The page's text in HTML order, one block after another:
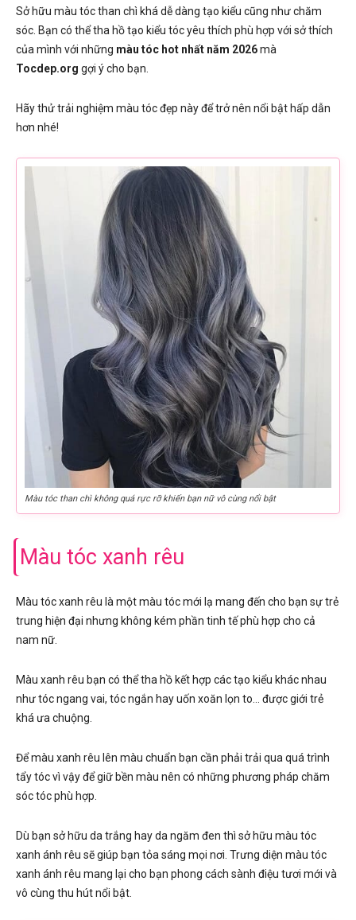
Sở hữu màu tóc than chì khá dễ dàng tạo kiểu cũng như chăm
sóc. Bạn có thể tha hồ tạo kiểu tóc yêu thích phù hợp với sở thích
của mình với những màu tóc hot nhất năm 2026mà
Tocdep.org gợi ý cho bạn.
Hãy thử trải nghiệm màu tóc đẹp này để trở nên nổi bật hấp dẫn
hơn nhé!
Màu tóc than chì không quá rực rỡ khiến bạn nữ vô cùng nổi bật
Màu tóc xanh rêu
Màu tóc xanh rêu là một màu tóc mới lạ mang đến cho bạn sự trẻ
trung hiện đại nhưng không kém phần tinh tế phù hợp cho cả
nam nữ.
Màu xanh rêu bạn có thể tha hồ kết hợp các tạo kiểu khác nhau
như tóc ngang vai, tóc ngắn hay uốn xoăn lọn to… được giới trẻ
khá ưa chuộng.
Để màu xanh rêu lên màu chuẩn bạn cần phải trải qua quá trình
tẩy tóc vì vậy để giữ bền màu nên có những phương pháp chăm
sóc tóc phù hợp.
Dù bạn sở hữu da trắng hay da ngăm đen thì sở hữu màu tóc
xanh ánh rêu sẽ giúp bạn tỏa sáng mọi nơi. Trưng diện màu tóc
xanh ánh rêu mang lại cho bạn phong cách sành điệu tươi mới và
vô cùng thu hút nổi bật.